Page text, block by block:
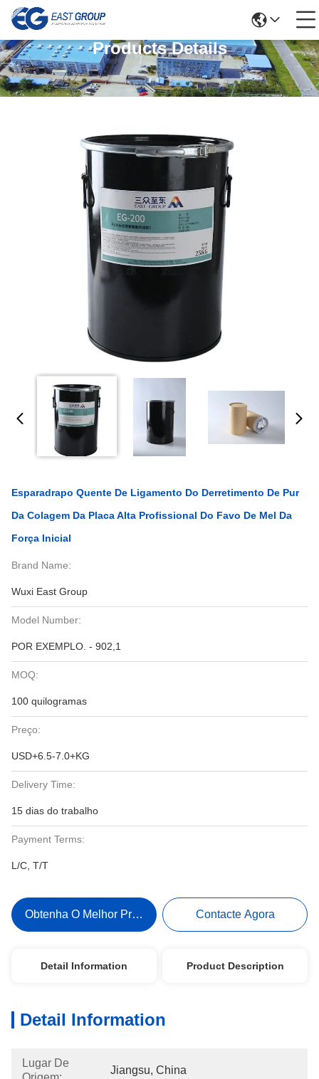
Products Details
Esparadrapo Quente De Ligamento Do Derretimento De Pur
Da Colagem Da Placa Alta Profissional Do Favo De Mel Da
Força Inicial
Brand Name:
Wuxi East Group
Model Number:
POR EXEMPLO. - 902,1
MOQ:
100 quilogramas
Preço:
USD+6.5-7.0+KG
Delivery Time:
15 dias do trabalho
Payment Terms:
L/C, T/T
Obtenha O Melhor Preço Contacte Agora
Detail Information Product Description
Detail Information
Lugar De
Jiangsu, China